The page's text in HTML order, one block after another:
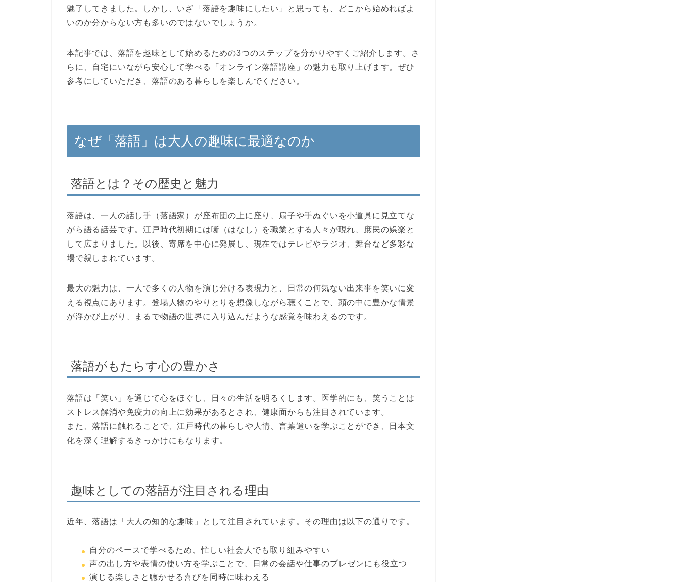
魅了してきました。しかし、いざ「落語を趣味にしたい」と思っても、どこから始めればよ
いのか分からない方も多いのではないでしょうか。
本記事では、落語を趣味として始めるための3つのステップを分かりやすくご紹介します。さ
らに、自宅にいながら安心して学べる「オンライン落語講座」の魅力も取り上げます。ぜひ
参考にしていただき、落語のある暮らしを楽しんでください。
なぜ「落語」は大人の趣味に最適なのか
落語とは？その歴史と魅力
落語は、一人の話し手（落語家）が座布団の上に座り、扇子や手ぬぐいを小道具に見立てな
がら語る話芸です。江戸時代初期には噺（はなし）を職業とする人々が現れ、庶民の娯楽と
して広まりました。以後、寄席を中心に発展し、現在ではテレビやラジオ、舞台など多彩な
場で親しまれています。
最大の魅力は、 一人で多くの人物を演じ分ける表現力 と、
日常の何気ない出来事を笑いに変
える視点にあります。登場人物のやりとりを想像しながら聴くことで、頭の中に豊かな情景
が浮かび上がり、まるで物語の世界に入り込んだような感覚を味わえるのです。
落語がもたらす心の豊かさ
落語は「笑い」を通じて心をほぐし、日々の生活を明るくします。医学的にも、笑うことは
ストレス解消や免疫力の向上に効果があるとされ、健康面からも注目されています。
また、落語に触れることで、江戸時代の暮らしや人情、言葉遣いを学ぶことができ、
日本文
化を深く理解するきっかけにもなります。
趣味としての落語が注目される理由
近年、落語は「大人の知的な趣味」として注目されています。その理由は以下の通りです。
自分のペースで学べるため、忙しい社会人でも取り組みやすい
声の出し方や表情の使い方を学ぶことで、日常の会話や仕事のプレゼンにも役立つ
演じる楽しさと聴かせる喜びを同時に味わえる